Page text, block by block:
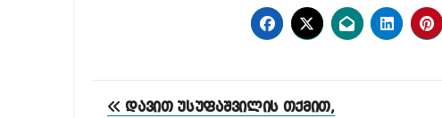
პოსტის
დავით უსუფაშვილის თქმით,